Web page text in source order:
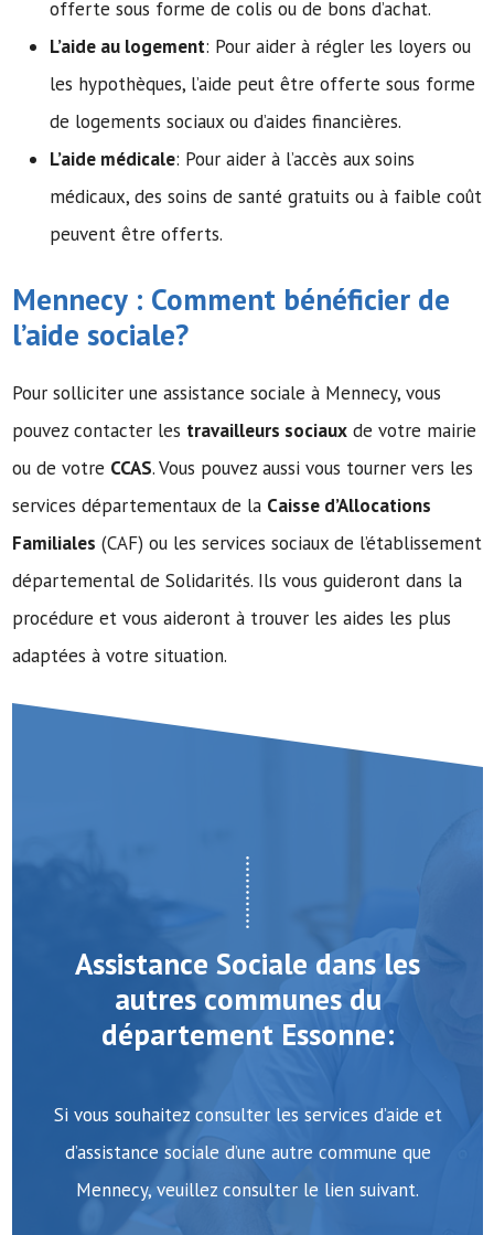
offerte sous forme de colis ou de bons d’achat.
L’aide au logement: Pour aider à régler les loyers ou
les hypothèques, l’aide peut être offerte sous forme
de logements sociaux ou d’aides financières.
L’aide médicale: Pour aider à l’accès aux soins
médicaux, des soins de santé gratuits ou à faible coût
peuvent être offerts.
Mennecy : Comment bénéficier de
l’aide sociale?
Pour solliciter une assistance sociale à Mennecy, vous
pouvez contacter les travailleurs sociaux de votre mairie
ou de votre CCAS. Vous pouvez aussi vous tourner vers les
services départementaux de la Caisse d’Allocations
Familiales (CAF) ou les services sociaux de l’établissement
départemental de Solidarités. Ils vous guideront dans la
procédure et vous aideront à trouver les aides les plus
adaptées à votre situation.
Assistance Sociale dans les
autres communes du
département Essonne:
Si vous souhaitez consulter les services d’aide et
d’assistance sociale d’une autre commune que
Mennecy, veuillez consulter le lien suivant.